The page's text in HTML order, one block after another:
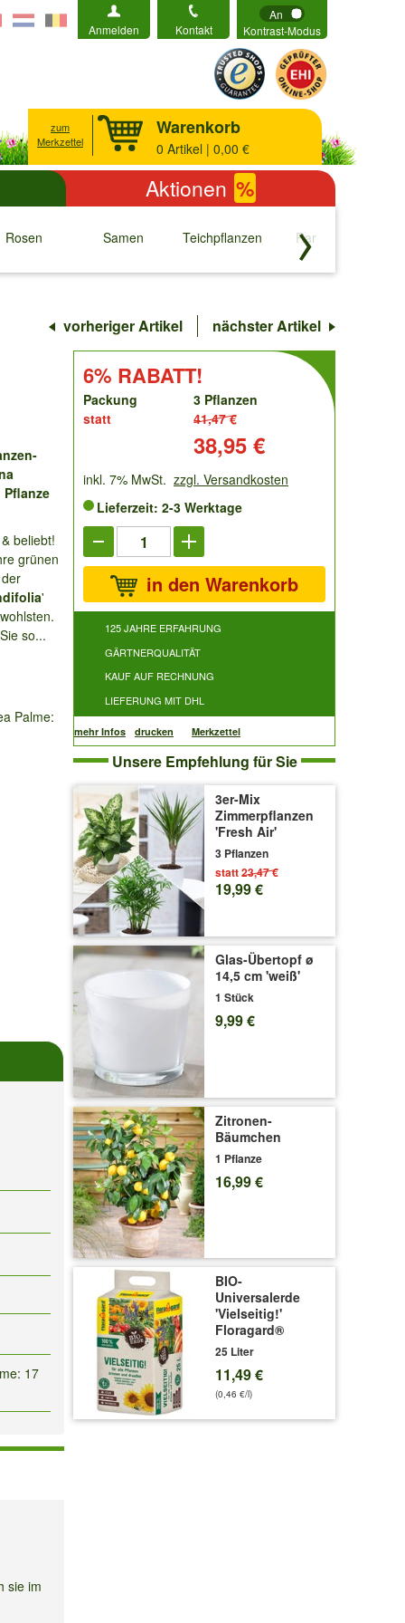
Anmelden Kontakt
An
Kontrast-Modus
zum
Merkzettel
Warenkorb
0 Artikel | 0,00 €
Aktionen %
Rosen Samen
↓
Teichpflanzen
↓
Raritäten
↓
vorheriger Artikel nächster Artikel
Pflanze
beliebt!
grünen
'
so...
Palme:
17
sie im
order
RABATT!:
6% RABATT!
Packung
3 Pflanzen
statt
41,47 €
38,95 €
inkl. 7% MwSt. zzgl. Versandkosten
Lieferzeit: 2-3 Werktage
in den Warenkorb
125 JAHRE ERFAHRUNG
GÄRTNERQUALITÄT
KAUF AUF RECHNUNG
LIEFERUNG MIT DHL
mehr Infos drucken Merkzettel
Unsere Empfehlung für Sie
3er-Mix
Zimmerpflanzen
'Fresh Air'
3 Pflanzen
statt23,47 €
19,99 €
Glas-Übertopf ø
14,5 cm 'weiß'
1 Stück
9,99 €
Zitronen-
Bäumchen
1 Pflanze
16,99 €
BIO-
Universalerde
'Vielseitig!'
Floragard®
25 Liter
11,49 €
(0,46 €/l)